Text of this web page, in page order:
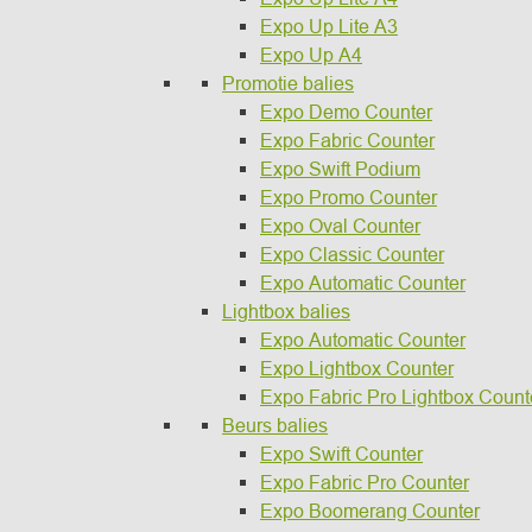
Expo Up Lite A3
Expo Up A4
Promotie balies
Expo Demo Counter
Expo Fabric Counter
Expo Swift Podium
Expo Promo Counter
Expo Oval Counter
Expo Classic Counter
Expo Automatic Counter
Lightbox balies
Expo Automatic Counter
Expo Lightbox Counter
Expo Fabric Pro Lightbox
Beurs balies
Expo Swift Counter
Expo Fabric Pro Counter
Expo Boomerang Counter